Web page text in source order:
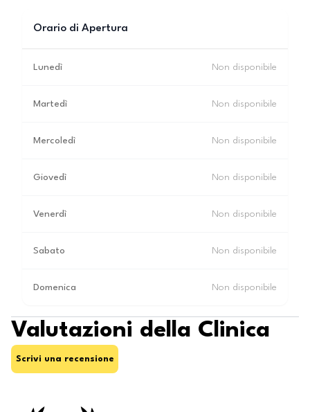
Orario di Apertura
Lunedì Non disponibile
Martedì Non disponibile
Mercoledì Non disponibile
Giovedì Non disponibile
Venerdì Non disponibile
Sabato Non disponibile
Domenica Non disponibile
Valutazioni della Clinica
Scrivi una recensione